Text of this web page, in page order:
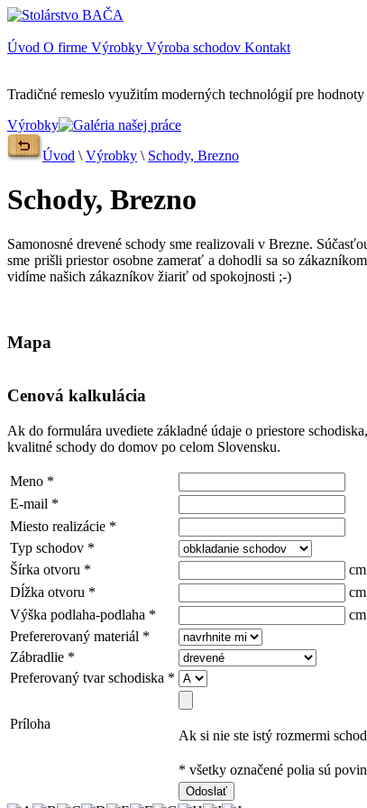
Úvod O firme Výrobky Výroba schodov Kontakt
Tradičné remeslo využitím moderných technológií pre
Výrobky
Úvod \ Výrobky \ Schody, Brezno
Schody, Brezno
Samonosné drevené schody sme realizovali v Brezne.
sme prišli priestor osobne zamerať a dohodli sa so
vidíme našich zákazníkov žiariť od spokojnosti ;-)
Mapa
Cenová kalkulácia
Ak do formulára uvediete základné údaje o priestore
kvalitné schody do domov po celom Slovensku.
Meno *
E-mail *
Miesto realizácie *
Typ schodov *
Šírka otvoru *
cm
Dĺžka otvoru *
cm
Výška podlaha-podlaha *
cm
Prefererovaný materiál *
Zábradlie *
Preferovaný tvar schodiska *
Príloha
Ak si nie ste istý rozmermi
* všetky označené polia sú
Odoslať